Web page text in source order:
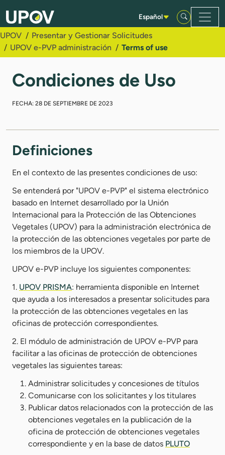
Saltar al contenido principal
Español
UPOV
Presentar y Gestionar Solicitudes
UPOV e-PVP administración
Terms of use
Condiciones de Uso
FECHA: 28 DE SEPTIEMBRE DE 2023
Definiciones
En el contexto de las presentes condiciones de uso:
Se entenderá por "UPOV e-PVP" el sistema electrónico
basado en Internet desarrollado por la Unión
Internacional para la Protección de las Obtenciones
Vegetales (UPOV) para la administración electrónica de
la protección de las obtenciones vegetales por parte de
los miembros de la UPOV.
UPOV e-PVP incluye los siguientes componentes:
1. UPOV PRISMA: herramienta disponible en Internet
que ayuda a los interesados a presentar solicitudes para
la protección de las obtenciones vegetales en las
oficinas de protección correspondientes.
2. El módulo de administración de UPOV e-PVP para
facilitar a las oficinas de protección de obtenciones
vegetales las siguientes tareas:
Administrar solicitudes y concesiones de títulos
Comunicarse con los solicitantes y los titulares
Publicar datos relacionados con la protección de las
obtenciones vegetales en la publicación de la
oficina de protección de obtenciones vegetales
correspondiente y en la base de datos PLUTO